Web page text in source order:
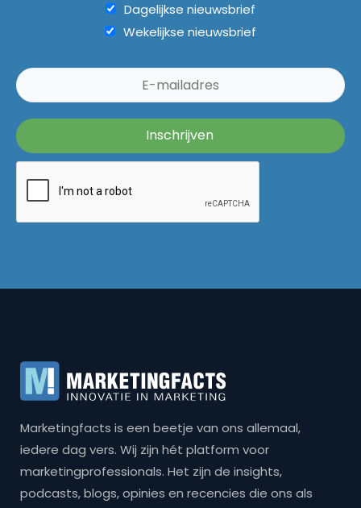
Dagelijkse nieuwsbrief
Wekelijkse nieuwsbrief
Marketingfacts is een beetje van ons allemaal,
iedere dag vers. Wij zijn hét platform voor
marketingprofessionals. Het zijn de insights,
podcasts, blogs, opinies en recencies die ons als